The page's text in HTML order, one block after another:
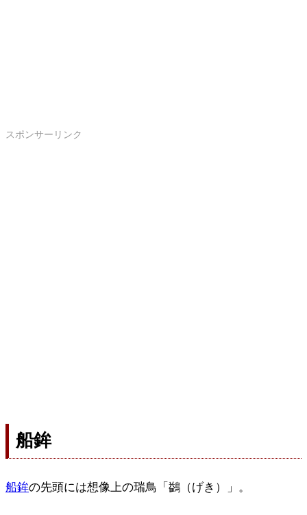
スポンサーリンク
船鉾
船鉾の先頭には想像上の瑞鳥「鷁（げき）」。